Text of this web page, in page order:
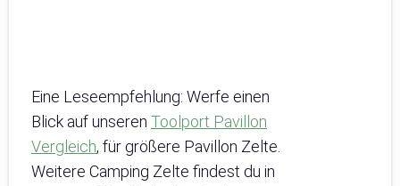
Eine Leseempfehlung: Werfe einen
Blick auf unseren Toolport Pavillon
Vergleich, für größere Pavillon Zelte.
Weitere Camping Zelte findest du in